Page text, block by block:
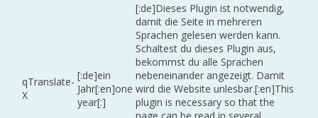
qTranslate-
X
[:de]ein
Jahr[:en]one
year[:]
[:de]Dieses Plugin ist notwendig,
damit die Seite in mehreren
Sprachen gelesen werden kann.
Schaltest du dieses Plugin aus,
bekommst du alle Sprachen
nebeneinander angezeigt. Damit
wird die Website unlesbar.[:en]This
plugin is necessary so that the
page can be read in several